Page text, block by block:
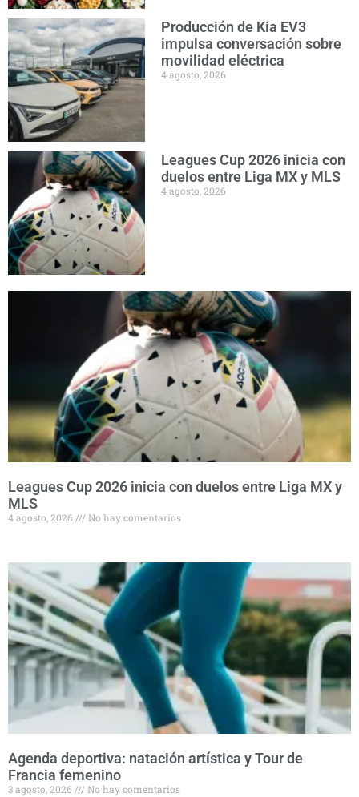
Producción de Kia EV3
impulsa conversación sobre
movilidad eléctrica
4 agosto, 2026
Leagues Cup 2026 inicia con
duelos entre Liga MX y MLS
4 agosto, 2026
Leagues Cup 2026 inicia con duelos entre Liga MX y
MLS
4 agosto, 2026 No hay comentarios
Agenda deportiva: natación artística y Tour de
Francia femenino
3 agosto, 2026 No hay comentarios